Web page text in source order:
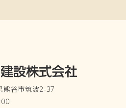
熊谷市筑波2-37